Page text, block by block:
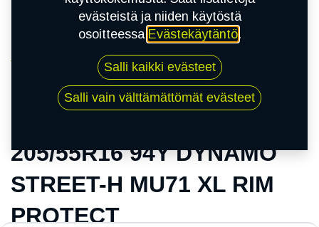
205/55R16 94Y DYNAMO STREET-H MU71 XL
RIM PROTECT
205/55R16 94Y DYNAMO
STREET-H MU71 XL RIM
PROTECT
evästeistä ja niiden käytöstä
osoitteessa Evästekäytäntö.
Salli kaikki evästeet
Salli vain välttämättömät evästeet